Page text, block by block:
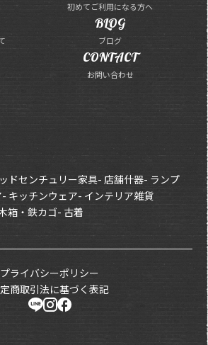
初めてご利用になる方へ
BLOG
ブログ
CONTACT
お問い合わせ
ドセンチュリー家具- 店舗什器- ランプ
- キッチンウェア- インテリア雑貨
箱・鉄カゴ- 古着
プライバシーポリシー
商取引法に基づく表記